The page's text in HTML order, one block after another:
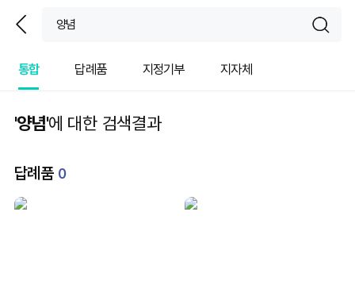
뒤
통합 답례품 지정기부 지자체
'양념'에 대한 검색결과
답례품 0